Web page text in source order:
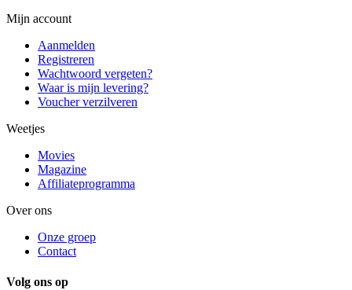
Mijn account
Aanmelden
Registreren
Wachtwoord vergeten?
Waar is mijn levering?
Voucher verzilveren
Weetjes
Movies
Magazine
Affiliateprogramma
Over ons
Onze groep
Contact
Volg ons op